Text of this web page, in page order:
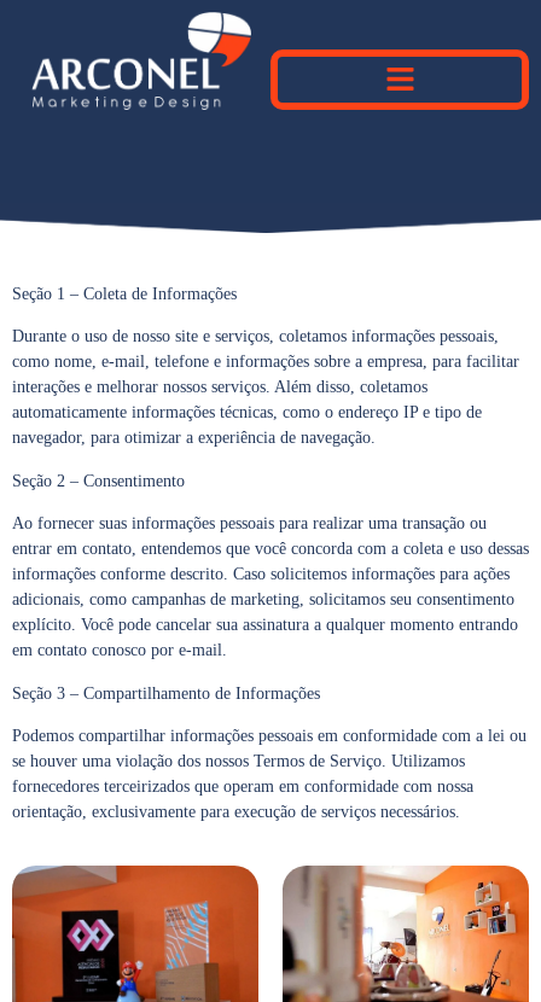
Seção 1 – Coleta de Informações
Durante o uso de nosso site e serviços, coletamos informações pessoais,
como nome, e-mail, telefone e informações sobre a empresa, para facilitar
interações e melhorar nossos serviços. Além disso, coletamos
automaticamente informações técnicas, como o endereço IP e tipo de
navegador, para otimizar a experiência de navegação.
Seção 2 – Consentimento
Ao fornecer suas informações pessoais para realizar uma transação ou
entrar em contato, entendemos que você concorda com a coleta e uso dessas
informações conforme descrito. Caso solicitemos informações para ações
adicionais, como campanhas de marketing, solicitamos seu consentimento
explícito. Você pode cancelar sua assinatura a qualquer momento entrando
em contato conosco por e-mail.
Seção 3 – Compartilhamento de Informações
Podemos compartilhar informações pessoais em conformidade com a lei ou
se houver uma violação dos nossos Termos de Serviço. Utilizamos
fornecedores terceirizados que operam em conformidade com nossa
orientação, exclusivamente para execução de serviços necessários.